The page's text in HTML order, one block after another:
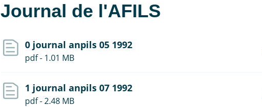
Journal de l'AFILS
0 journal anpils 05 1992
pdf - 1.01 MB
1 journal anpils 07 1992
pdf - 2.48 MB